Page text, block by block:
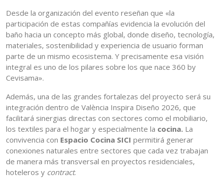
Desde la organización del evento reseñan que «la
participación de estas compañías evidencia la evolución del
baño hacia un concepto más global, donde diseño, tecnología,
materiales, sostenibilidad y experiencia de usuario forman
parte de un mismo ecosistema. Y precisamente esa visión
integral es uno de los pilares sobre los que nace 360 by
Cevisama».
Además, una de las grandes fortalezas del proyecto será su
integración dentro de València Inspira Diseño 2026, que
facilitará sinergias directas con sectores como el mobiliario,
los textiles para el hogar y especialmente la cocina. La
convivencia con Espacio Cocina SICI permitirá generar
conexiones naturales entre sectores que cada vez trabajan
de manera más transversal en proyectos residenciales,
hoteleros y contract.